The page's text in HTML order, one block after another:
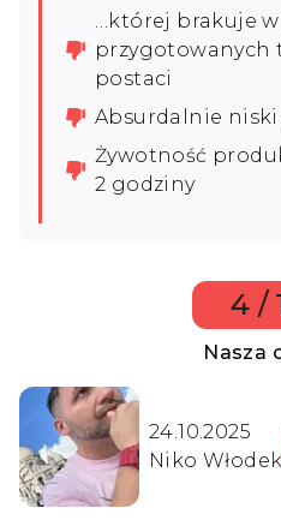
…której brakuje
przygotowanych
postaci
Absurdalnie
Żywotność
2 godziny
4 /
Nasza
24.10.2025
Niko